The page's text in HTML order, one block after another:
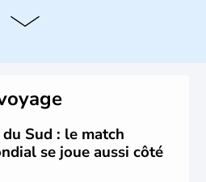
est aujourd'hui
est riche en ressources
l'or et le charbon.
Sud : le match
se joue aussi côté